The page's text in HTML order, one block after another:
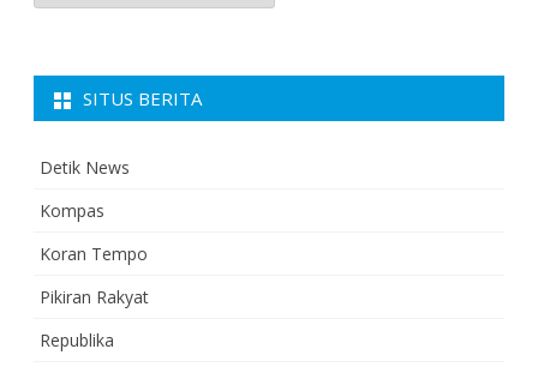
SITUS BERITA
Detik News
Kompas
Koran Tempo
Pikiran Rakyat
Republika